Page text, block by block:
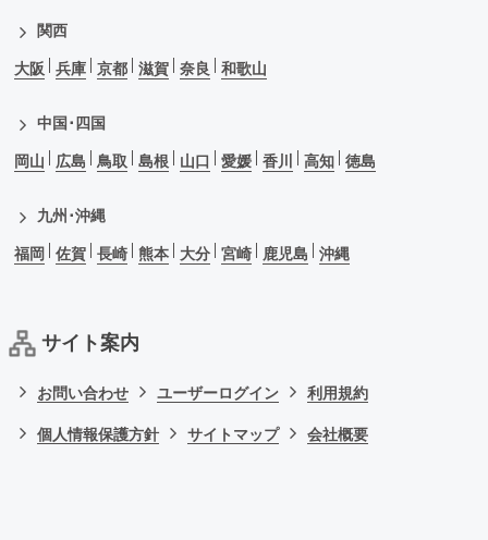
関西
大阪 兵庫 京都 滋賀 奈良 和歌山
中国･四国
岡山 広島 鳥取 島根 山口 愛媛 香川 高知 徳島
九州･沖縄
福岡 佐賀 長崎 熊本 大分 宮崎 鹿児島 沖縄
サイト案内
お問い合わせ ユーザーログイン 利用規約
個人情報保護方針 サイトマップ 会社概要